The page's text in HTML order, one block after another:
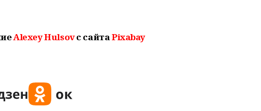
Alexey Hulsovс сайтаPixabay